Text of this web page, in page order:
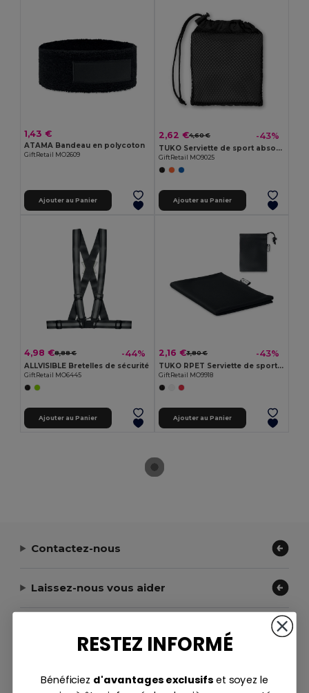
1,43 €
ATAMA Bandeau en polycoton
GiftRetail MO2609
Ajouter au Panier
2,62 €4,60 € -43%
TUKO Serviette de sport absorbant
GiftRetail MO9025
Ajouter au Panier
4,98 €8,88 € -44%
ALLVISIBLE Bretelles de sécurité
GiftRetail MO6445
Ajouter au Panier
2,16 €3,80 € -43%
TUKO RPET Serviette de sport en RPET
GiftRetail MO9918
Ajouter au Panier
Contactez-nous
Laissez-nous vous aider
RESTEZ INFORMÉ
Bénéficiez d'avantages exclusifset soyez le